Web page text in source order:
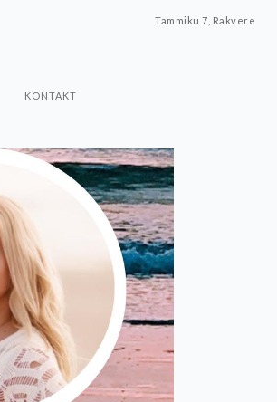
Tammiku 7, Rakvere
KONTAKT